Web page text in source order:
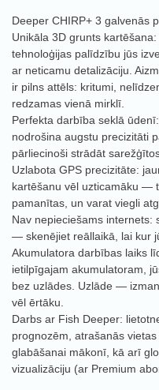
Deeper CHIRP+ 3 galvenās
Unikāla 3D grunts
tehnoloģijas palīdzību jūs
ar neticamu detalizāciju.
ir pilns attēls: kritumi,
redzamas vienā mirklī.
Perfekta darbība seklā
nodrošina augstu precizitāti
pārliecinoši strādāt
Uzlabota GPS precizitāte:
kartēšanu vēl uzticamāku —
pamanītas, un varat viegli
Nav nepieciešams internets:
— skenējiet reāllaikā, lai kur
Akumulatora darbības laiks
ietilpīgajam akumulatoram,
bez uzlādes. Uzlāde —
vēl ērtāku.
Darbs ar Fish Deeper:
prognozēm, atrašanās
glabāšanai mākonī, kā arī
vizualizāciju (ar Premium